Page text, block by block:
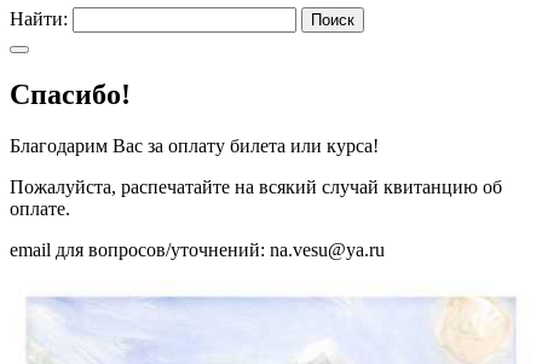
Найти:
Спасибо!
Благодарим Вас за оплату билета или курса!
Пожалуйста, распечатайте на всякий случай квитанцию об
оплате.
email для вопросов/уточнений: na.vesu@ya.ru